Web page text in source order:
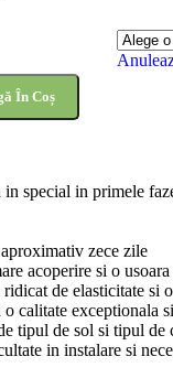
În Coș
special in primele
zece zile
acoperire si o usoara
de elasticitate si
calitate exceptionala
tipul de sol si tipul de
in instalare si